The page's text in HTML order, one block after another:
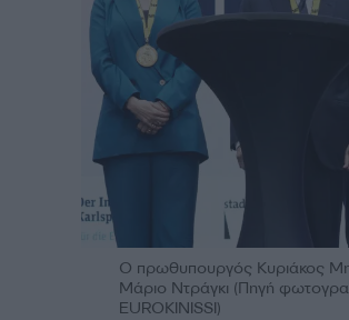
Ο πρωθυπουργός Κυριάκος
Μάριο Ντράγκι (Πηγή
EUROKINISSI)